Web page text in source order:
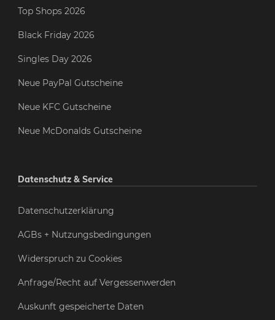
Top Shops 2026
Black Friday 2026
Singles Day 2026
Neue PayPal Gutscheine
Neue KFC Gutscheine
Neue McDonalds Gutscheine
Datenschutz & Service
Datenschutzerklärung
AGBs + Nutzungsbedingungen
Widerspruch zu Cookies
Anfrage/Recht auf Vergessenwerden
Auskunft gespeicherte Daten